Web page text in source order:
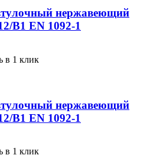
нержавеющий
B1 EN 1092-1
в 1 клик
нержавеющий
B1 EN 1092-1
в 1 клик